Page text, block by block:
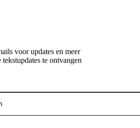
voor updates en meer
tekstupdates te ontvangen